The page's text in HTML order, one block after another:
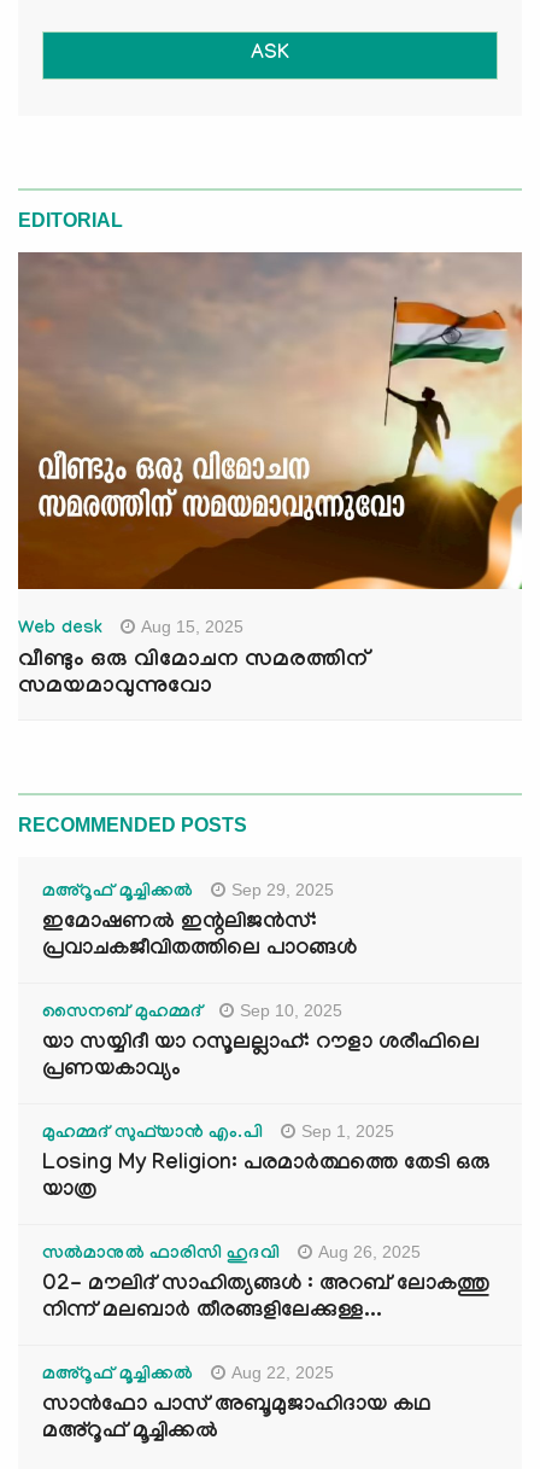
ASK
EDITORIAL
Web desk Aug 15, 2025
വീണ്ടും ഒരു വിമോചന സമരത്തിന്
സമയമാവുന്നുവോ
RECOMMENDED POSTS
മഅ്റൂഫ് മൂച്ചിക്കല്‍ Sep 29, 2025
ഇമോഷണൽ ഇന്റലിജൻസ്:
പ്രവാചകജീവിതത്തിലെ പാഠങ്ങൾ
സൈനബ് മുഹമ്മദ് Sep 10, 2025
യാ സയ്യിദീ യാ റസൂലല്ലാഹ്: റൗളാ ശരീഫിലെ
പ്രണയകാവ്യം
മുഹമ്മദ് സുഫ്‌യാൻ എം.പി Sep 1, 2025
Losing My Religion: പരമാർത്ഥത്തെ തേടി ഒരു
യാത്ര
സൽമാനുൽ ഫാരിസി ഹുദവി Aug 26, 2025
02- മൗലിദ് സാഹിത്യങ്ങൾ : അറബ് ലോകത്തു
നിന്ന് മലബാർ തീരങ്ങളിലേക്കുള്ള...
മഅ്റൂഫ് മൂച്ചിക്കല്‍ Aug 22, 2025
സാൻഫോ പാസ് അബൂമുജാഹിദായ കഥ
മഅ്റൂഫ് മൂച്ചിക്കല്‍